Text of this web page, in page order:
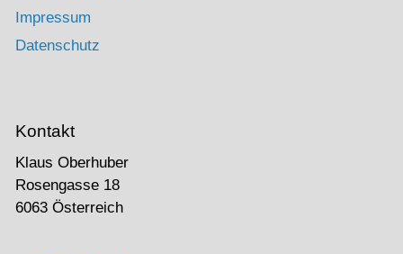
Impressum
Datenschutz
Kontakt
Klaus Oberhuber
Rosengasse 18
6063 Österreich